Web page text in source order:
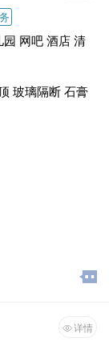
网吧 酒店 清
详情